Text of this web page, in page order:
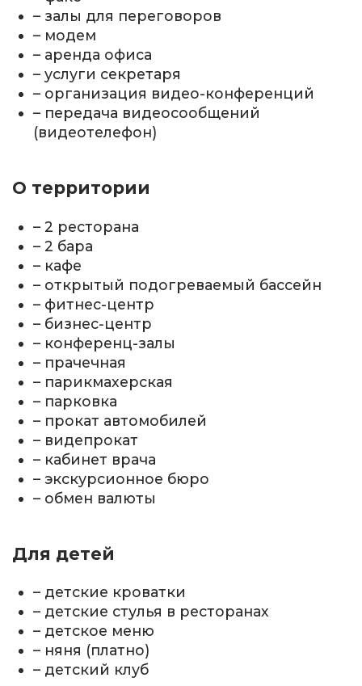
– залы для переговоров
– модем
– аренда офиса
– услуги секретаря
– организация видео-конференций
– передача видеосообщений
(видеотелефон)
О территории
– 2 ресторана
– 2 бара
– кафе
– открытый подогреваемый бассейн
– фитнес-центр
– бизнес-центр
– конференц-залы
– прачечная
– парикмахерская
– парковка
– прокат автомобилей
– видепрокат
– кабинет врача
– экскурсионное бюро
– обмен валюты
Для детей
– детские кроватки
– детские стулья в ресторанах
– детское меню
– няня (платно)
– детский клуб